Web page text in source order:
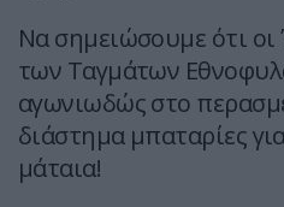
Να σημειώσουμε ότι οι
των Ταγμάτων
αγωνιωδώς στο
διάστημα μπαταρίες
μάταια!